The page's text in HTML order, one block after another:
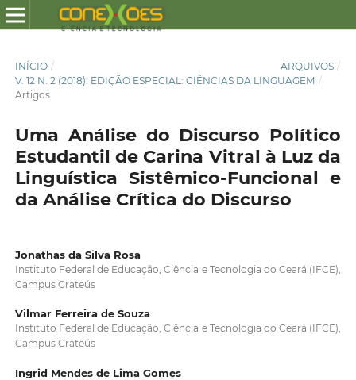
INÍCIO / ARQUIVOS /
V. 12 N. 2 (2018): EDIÇÃO ESPECIAL: CIÊNCIAS DA LINGUAGEM /
Artigos
Uma Análise do Discurso Político
Estudantil de Carina Vitral à Luz da
Linguística Sistêmico-Funcional e
da Análise Crítica do Discurso
Jonathas da Silva Rosa
Instituto Federal de Educação, Ciência e Tecnologia do Ceará (IFCE),
Campus Crateús
Vilmar Ferreira de Souza
Instituto Federal de Educação, Ciência e Tecnologia do Ceará (IFCE),
Campus Crateús
Ingrid Mendes de Lima Gomes